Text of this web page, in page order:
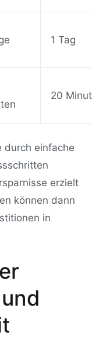
1 Tag
20
durch einfache
erzielt
können dann
in